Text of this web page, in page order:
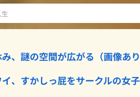
生
、謎の空間が広がる（画像あ
イ、すかしっ屁をサークルの女